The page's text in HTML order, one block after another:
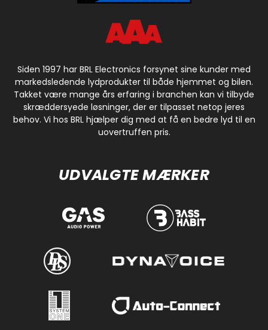
Siden 1997 har BRL Electronics forsynet sine kunder med
markedsledende lydprodukter til både hjemmet og bilen.
Takket være mange års erfaring i branchen kan vi tilbyde
skræddersyede løsninger, der er tilpasset netop jeres
behov. Vi hos BRL hjælper dig med at få en bedre lyd til en
uovertruffen pris.
UDVALGTE MÆRKER